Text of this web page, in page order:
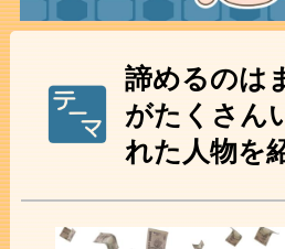
諦めるのは
がたくさん
れた人物を